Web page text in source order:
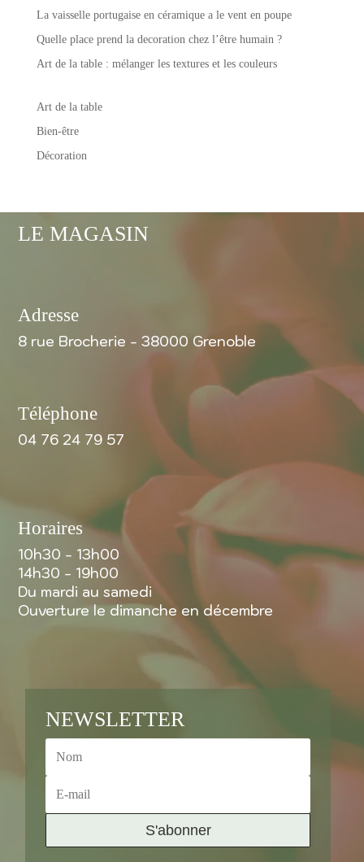
La vaisselle portugaise en céramique a le vent en poupe
Quelle place prend la decoration chez l’être humain ?
Art de la table : mélanger les textures et les couleurs
Art de la table
Bien-être
Décoration
LE MAGASIN
Adresse
8 rue Brocherie - 38000 Grenoble
Téléphone
04 76 24 79 57
Horaires
10h30 - 13h00
14h30 - 19h00
Du mardi au samedi
Ouverture le dimanche en décembre
NEWSLETTER
S'abonner